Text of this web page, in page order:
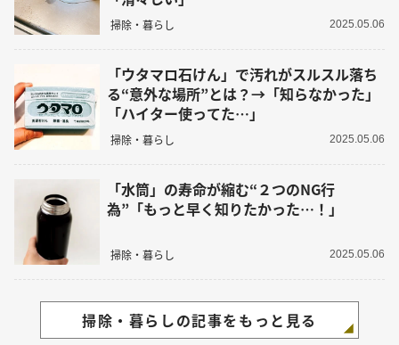
掃除・暮らし 2025.05.06
「ウタマロ石けん」で汚れがスルスル落ち
る“意外な場所”とは？→「知らなかった」
「ハイター使ってた…」
掃除・暮らし 2025.05.06
「水筒」の寿命が縮む“２つのNG行
為”「もっと早く知りたかった…！」
掃除・暮らし 2025.05.06
掃除・暮らしの記事をもっと見る